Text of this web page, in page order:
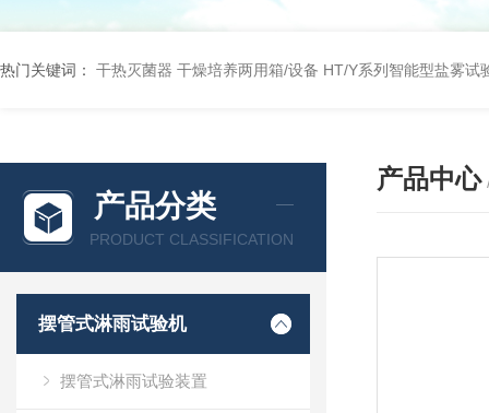
热门关键词： 干热灭菌器 干燥培养两用箱/设备 HT/Y系列智能型盐雾试
产品分类
PRODUCT CLASSIFICATION
摆管式淋雨试验机
摆管式淋雨试验装置
产品中心